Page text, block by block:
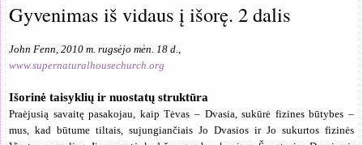
Gyvenimas iš vidaus į išorę. 2 dalis
John Fenn, 2010 m. rugsėjo mėn. 18 d.,
www.supernaturalhousechurch.org
Išorinė taisyklių ir nuostatų struktūra
Praėjusią savaitę pasakojau, kaip Tėvas – Dvasia, sukūrė fizines būtybes –
mus, kad būtume tiltais, sujungiančiais Jo Dvasios ir Jo sukurtos fizinės